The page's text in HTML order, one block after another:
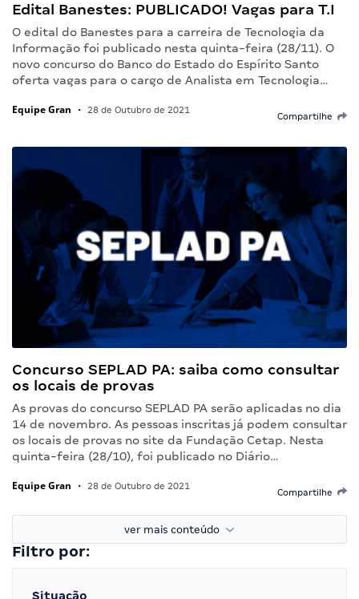
Edital Banestes: PUBLICADO! Vagas para T.I
O edital do Banestes para a carreira de Tecnologia da
Informação foi publicado nesta quinta-feira (28/11). O
novo concurso do Banco do Estado do Espírito Santo
oferta vagas para o cargo de Analista em Tecnologia…
Equipe Gran • 28 de Outubro de 2021
Compartilhe
Concurso SEPLAD PA: saiba como consultar
os locais de provas
As provas do concurso SEPLAD PA serão aplicadas no dia
14 de novembro. As pessoas inscritas já podem consultar
os locais de provas no site da Fundação Cetap. Nesta
quinta-feira (28/10), foi publicado no Diário…
Equipe Gran • 28 de Outubro de 2021
Compartilhe
ver mais conteúdo
Filtro por:
Situação